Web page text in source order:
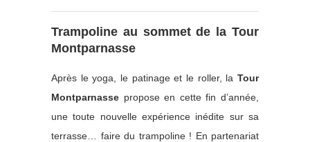
Trampoline au sommet de la Tour
Montparnasse
Après le yoga, le patinage et le roller, la Tour
Montparnasse propose en cette fin d’année,
une toute nouvelle expérience inédite sur sa
terrasse… faire du trampoline ! En partenariat